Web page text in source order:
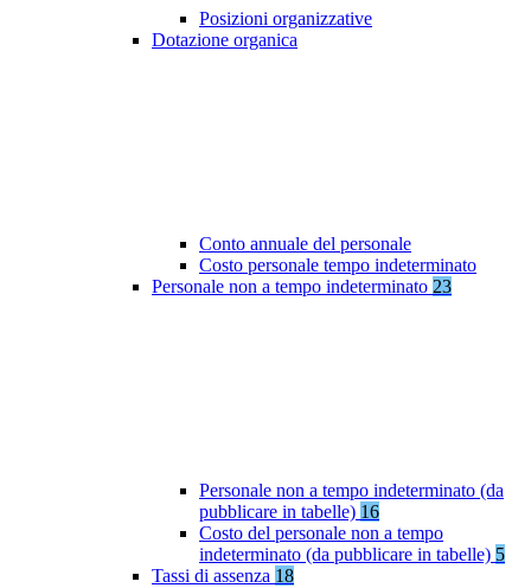
Posizioni organizzative
Dotazione organica
Conto annuale del personale
Costo personale tempo indeterminato
Personale non a tempo indeterminato 23
Personale non a tempo indeterminato (da
pubblicare in tabelle) 16
Costo del personale non a tempo
indeterminato (da pubblicare in tabelle) 5
Tassi di assenza 18